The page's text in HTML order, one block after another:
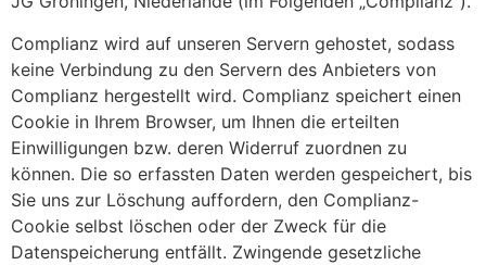
Complianz wird auf unseren Servern gehostet, sodass
keine Verbindung zu den Servern des Anbieters von
Complianz hergestellt wird. Complianz speichert einen
Cookie in Ihrem Browser, um Ihnen die erteilten
Einwilligungen bzw. deren Widerruf zuordnen zu
können. Die so erfassten Daten werden gespeichert, bis
Sie uns zur Löschung auffordern, den Complianz-
Cookie selbst löschen oder der Zweck für die
Datenspeicherung entfällt. Zwingende gesetzliche